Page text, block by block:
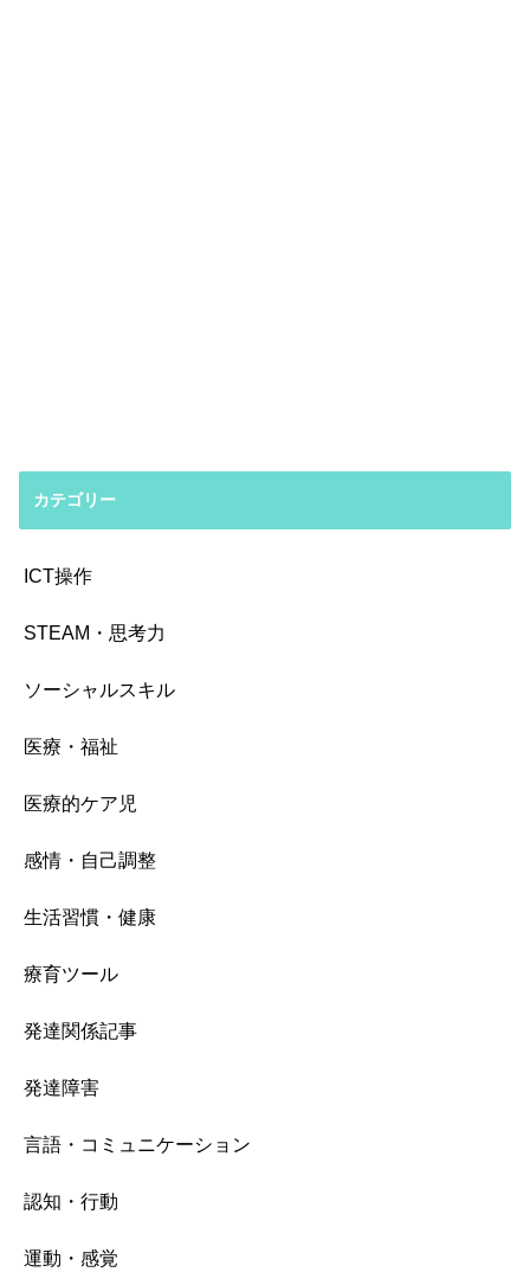
カテゴリー
ICT操作
STEAM・思考力
ソーシャルスキル
医療・福祉
医療的ケア児
感情・自己調整
生活習慣・健康
療育ツール
発達関係記事
発達障害
言語・コミュニケーション
認知・行動
運動・感覚